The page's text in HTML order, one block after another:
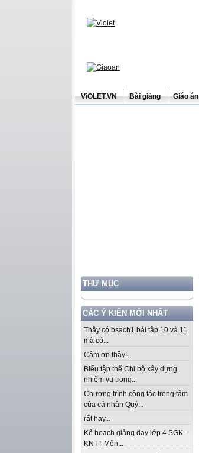
ViOLET.VN Bài giảng Giáo án
THƯ MỤC
CÁC Ý KIẾN MỚI NHẤT
Thầy có bsach1 bài tập 10 và 11
mà có...
Cảm ơn thầy!...
Biểu tập thể Chi bộ xây dựng
nhiệm vụ trọng...
Chương trình công tác trọng tâm
của cá nhân Quý...
rất hay...
Kế hoạch giảng dạy lớp 4 SGK -
KNTT Môn...